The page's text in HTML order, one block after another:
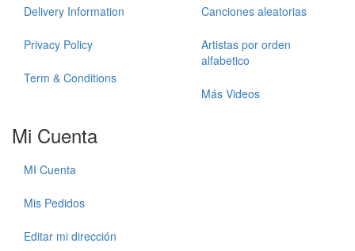
Delivery Information
Privacy Policy
Term & Conditions
Canciones aleatorias
Artistas por orden
alfabetico
Más Videos
Mi Cuenta
MI Cuenta
Mis Pedidos
Editar mi dirección